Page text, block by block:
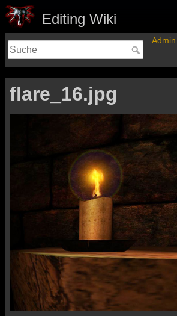
Editing Wiki
Admin
flare_16.jpg